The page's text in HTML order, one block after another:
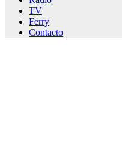
TV
Ferry
Contacto